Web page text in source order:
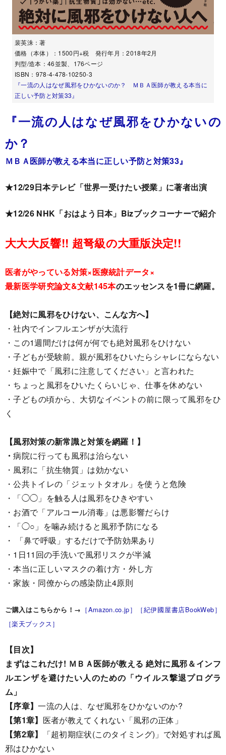
裴英洙：著
価格（本体）：1500円+税 発行年月：2018年2月
判型/造本：46並製、176ページ
ISBN：978-4-478-10250-3
『一流の人はなぜ風邪をひかないのか？ ＭＢＡ医師が教える本当に
正しい予防と対策33』
『一流の人はなぜ風邪をひかないの
か？
ＭＢＡ医師が教える本当に正しい予防と対策33』
★12/29日本テレビ「世界一受けたい授業」に著者出演
★12/26 NHK「おはよう日本」Bizブックコーナーで紹介
大大大反響!! 超弩級の大重版決定!!
医者がやっている対策×医療統計データ×
最新医学研究論文&文献145本のエッセンスを1冊に網羅。
【絶対に風邪をひけない、こんな方へ】
・社内でインフルエンザが大流行
・この1週間だけは何が何でも絶対風邪をひけない
・子どもが受験前。親が風邪をひいたらシャレにならない
・妊娠中で「風邪に注意してください」と言われた
・ちょっと風邪をひいたくらいじゃ、仕事を休めない
・子どもの頃から、大切なイベントの前に限って風邪をひ
く
【風邪対策の新常識と対策を網羅！】
・病院に行っても風邪は治らない
・風邪に「抗生物質」は効かない
・公共トイレの「ジェットタオル」を使うと危険
・「◯◯」を触る人は風邪をひきやすい
・お酒で「アルコール消毒」は悪影響だらけ
・「◯○」を噛み続けると風邪予防になる
・ 「鼻で呼吸」するだけで予防効果あり
・1日11回の手洗いで風邪リスクが半減
・本当に正しいマスクの着け方・外し方
・家族・同僚からの感染防止4原則
ご購入はこちらから！→ ［Amazon.co.jp］
［紀伊國屋書店BookWeb］
［楽天ブックス］
【目次】
まずはこれだけ! ＭＢＡ医師が教える 絶対に風邪＆インフ
ルエンザを避けたい人のための「ウイルス撃退プログラ
ム」
【序章】一流の人は、なぜ風邪をひかないのか?
【第1章】 医者が教えてくれない「風邪の正体」
【第2章】
「超初期症状(このタイミング)」で対処すれば風
邪はひかない